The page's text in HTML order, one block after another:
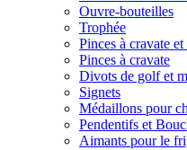
Ouvre-bouteilles
Trophée
Pinces à cravate
Pinces à cravate
Divots de golf et
Signets
Médaillons pour
Pendentifs et
Aimants pour le